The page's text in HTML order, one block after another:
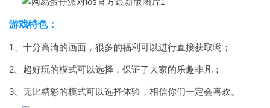
游戏特色：
1、十分高清的画面，很多的福利可以进行直接获取哟；
2、超好玩的模式可以选择，保证了大家的乐趣非凡；
3、无比精彩的模式可以选择体验，相信你们一定会喜欢。